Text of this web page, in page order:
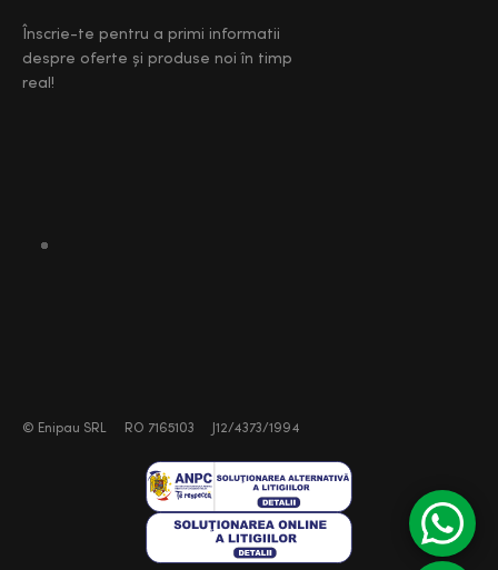
Înscrie-te pentru a primi informatii
despre oferte și produse noi în timp
real!
© Enipau SRL RO 7165103 J12/4373/1994